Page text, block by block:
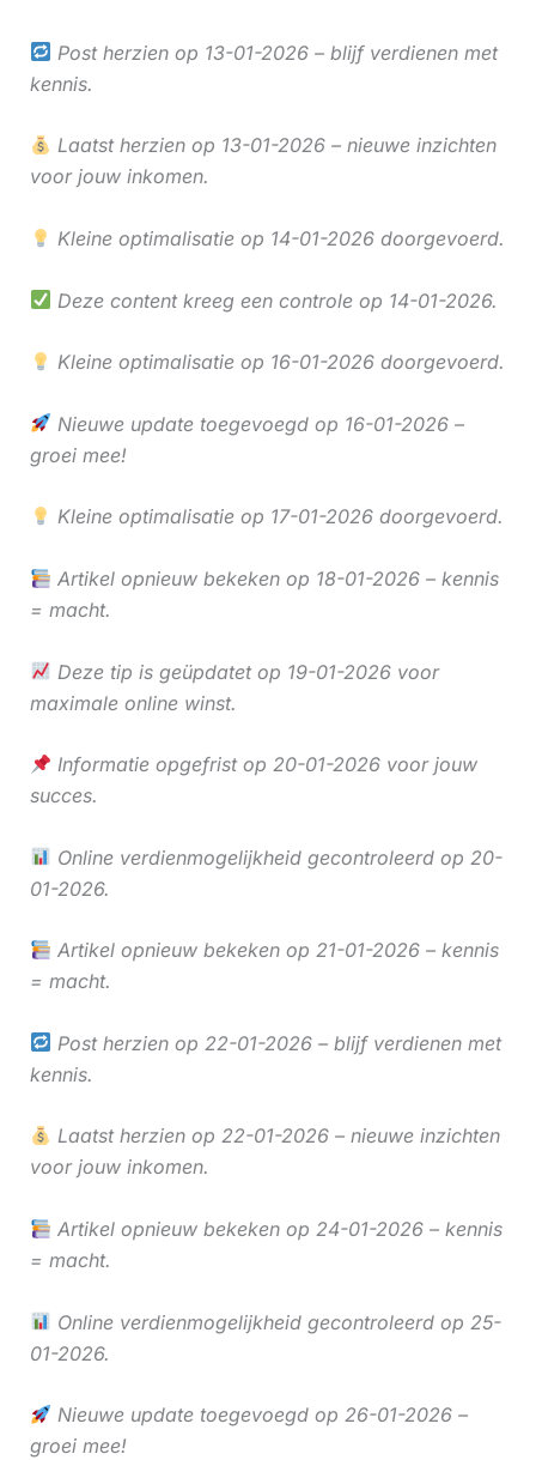
Post herzien op 13-01-2026 – blijf verdienen met
kennis.
Laatst herzien op 13-01-2026 – nieuwe inzichten
voor jouw inkomen.
Kleine optimalisatie op 14-01-2026 doorgevoerd.
Deze content kreeg een controle op 14-01-2026.
Kleine optimalisatie op 16-01-2026 doorgevoerd.
Nieuwe update toegevoegd op 16-01-2026 –
groei mee!
Kleine optimalisatie op 17-01-2026 doorgevoerd.
Artikel opnieuw bekeken op 18-01-2026 – kennis
= macht.
Deze tip is geüpdatet op 19-01-2026 voor
maximale online winst.
Informatie opgefrist op 20-01-2026 voor jouw
succes.
Online verdienmogelijkheid gecontroleerd op 20-
01-2026.
Artikel opnieuw bekeken op 21-01-2026 – kennis
= macht.
Post herzien op 22-01-2026 – blijf verdienen met
kennis.
Laatst herzien op 22-01-2026 – nieuwe inzichten
voor jouw inkomen.
Artikel opnieuw bekeken op 24-01-2026 – kennis
= macht.
Online verdienmogelijkheid gecontroleerd op 25-
01-2026.
Nieuwe update toegevoegd op 26-01-2026 –
groei mee!